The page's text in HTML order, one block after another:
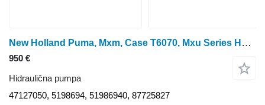
New Holland Puma, Mxm, Case T6070, Mxu Series Hydraulic Pump 51986940 47127050 hidraulična pumpa za traktora točkaša
950 €
Hidraulična pumpa
47127050, 5198694, 51986940, 87725827